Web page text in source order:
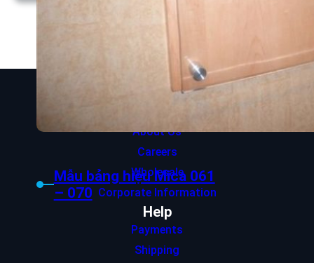
Mẫu bảng hiệu Mica 061
– 070
Trang sau
Quick Links
About Us
Careers
Wholesale
Corporate Information
Help
Payments
Shipping